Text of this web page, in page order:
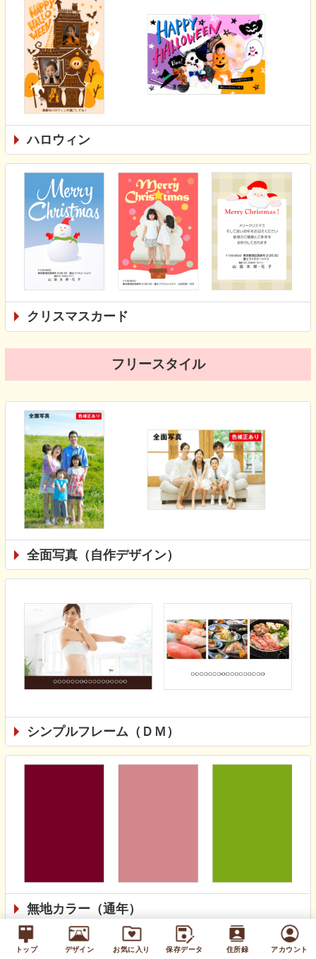
トップ デザイン お気に入り 保存データ 住所録 アカウント
ハロウィン
クリスマスカード
フリースタイル
全面写真（自作デザイン）
シンプルフレーム（ＤＭ）
無地カラー（通年）